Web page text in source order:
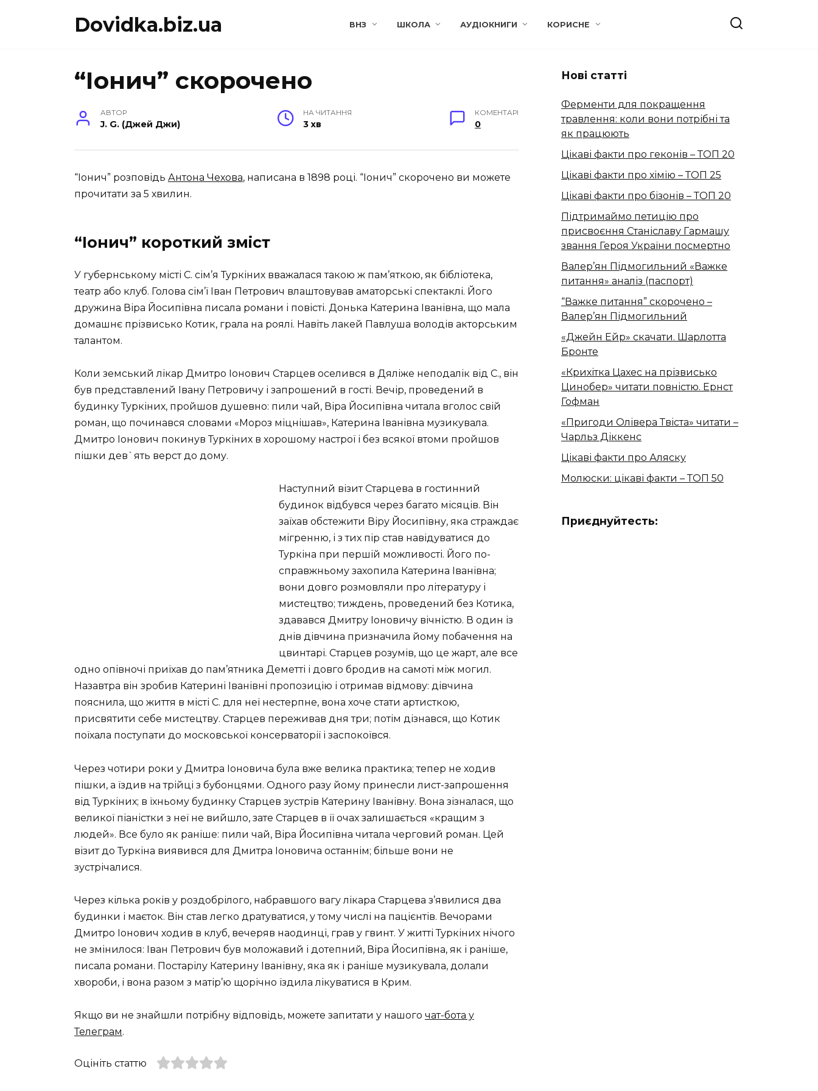
Dovidka.biz.ua ВНЗ ШКОЛА АУДІОКНИГИ КОРИСНЕ
“Іонич” скорочено
АВТОР
J. G. (Джей Джи)
НА ЧИТАННЯ
3 хв
КОМЕНТАРІ
0
“Іонич” розповідь Антона Чехова, написана в 1898 році. “Іонич” скорочено ви можете
прочитати за 5 хвилин.
“Іонич” короткий зміст
У губернському місті С. сім’я Туркіних вважалася такою ж пам’яткою, як бібліотека,
театр або клуб. Голова сім’ї Іван Петрович влаштовував аматорські спектаклі. Його
дружина Віра Йосипівна писала романи і повісті. Донька Катерина Іванівна, що мала
домашнє прізвисько Котик, грала на роялі. Навіть лакей Павлуша володів акторським
талантом.
Коли земський лікар Дмитро Іонович Старцев оселився в Дяліже неподалік від С., він
був представлений Івану Петровичу і запрошений в гості. Вечір, проведений в
будинку Туркіних, пройшов душевно: пили чай, Віра Йосипівна читала вголос свій
роман, що починався словами «Мороз міцнішав», Катерина Іванівна музикувала.
Дмитро Іонович покинув Туркіних в хорошому настрої і без всякої втоми пройшов
пішки дев`ять верст до дому.
Наступний візит Старцева в гостинний
будинок відбувся через багато місяців. Він
заїхав обстежити Віру Йосипівну, яка страждає
мігренню, і з тих пір став навідуватися до
Туркіна при першій можливості. Його по-
справжньому захопила Катерина Іванівна;
вони довго розмовляли про літературу і
мистецтво; тиждень, проведений без Котика,
здавався Дмитру Іоновичу вічністю. В один із
днів дівчина призначила йому побачення на
цвинтарі. Старцев розумів, що це жарт, але все
одно опівночі приїхав до пам’ятника Деметті і довго бродив на самоті між могил.
Назавтра він зробив Катерині Іванівні пропозицію і отримав відмову: дівчина
пояснила, що життя в місті С. для неї нестерпне, вона хоче стати артисткою,
присвятити себе мистецтву. Старцев переживав дня три; потім дізнався, що Котик
поїхала поступати до московської консерваторії і заспокоївся.
Через чотири роки у Дмитра Іоновича була вже велика практика; тепер не ходив
пішки, а їздив на трійці з бубонцями. Одного разу йому принесли лист-запрошення
від Туркіних; в їхньому будинку Старцев зустрів Катерину Іванівну. Вона зізналася, що
великої піаністки з неї не вийшло, зате Старцев в її очах залишається «кращим з
людей». Все було як раніше: пили чай, Віра Йосипівна читала черговий роман. Цей
візит до Туркіна виявився для Дмитра Іоновича останнім; більше вони не
зустрічалися.
Через кілька років у роздобрілого, набравшого вагу лікара Старцева з’явилися два
будинки і маєток. Він став легко дратуватися, у тому числі на пацієнтів. Вечорами
Дмитро Іонович ходив в клуб, вечеряв наодинці, грав у гвинт. У житті Туркіних нічого
не змінилося: Іван Петрович був моложавий і дотепний, Віра Йосипівна, як і раніше,
писала романи. Постарілу Катерину Іванівну, яка як і раніше музикувала, долали
хвороби, і вона разом з матір’ю щорічно їздила лікуватися в Крим.
Якщо ви не знайшли потрібну відповідь, можете запитати у нашого чат-бота у
Телеграм.
Оцініть статтю
Нові статті
Ферменти для покращення
травлення: коли вони потрібні та
як працюють
Цікаві факти про геконів – ТОП 20
Цікаві факти про хімію – ТОП 25
Цікаві факти про бізонів – ТОП 20
Підтримаймо петицію про
присвоєння Станіславу Гармашу
звання Героя України посмертно
Валер’ян Підмогильний «Важке
питання» аналіз (паспорт)
“Важке питання” скорочено –
Валер’ян Підмогильний
«Джейн Ейр» скачати. Шарлотта
Бронте
«Крихітка Цахес на прізвисько
Цинобер» читати повністю. Ернст
Гофман
«Пригоди Олівера Твіста» читати –
Чарльз Діккенс
Цікаві факти про Аляску
Молюски: цікаві факти – ТОП 50
Приєднуйтесть: